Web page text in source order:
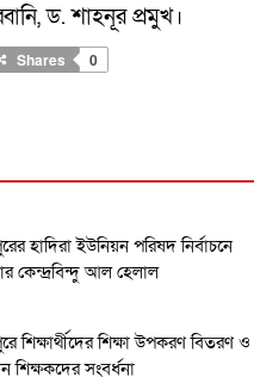
ড. শাহনূর প্রমুখ।
Shares 0
হাদিরা ইউনিয়ন পরিষদ নির্বাচনে
কেন্দ্রবিন্দু আল হেলাল
শিক্ষার্থীদের শিক্ষা উপকরণ বিতরণ ও
শিক্ষকদের সংবর্ধনা